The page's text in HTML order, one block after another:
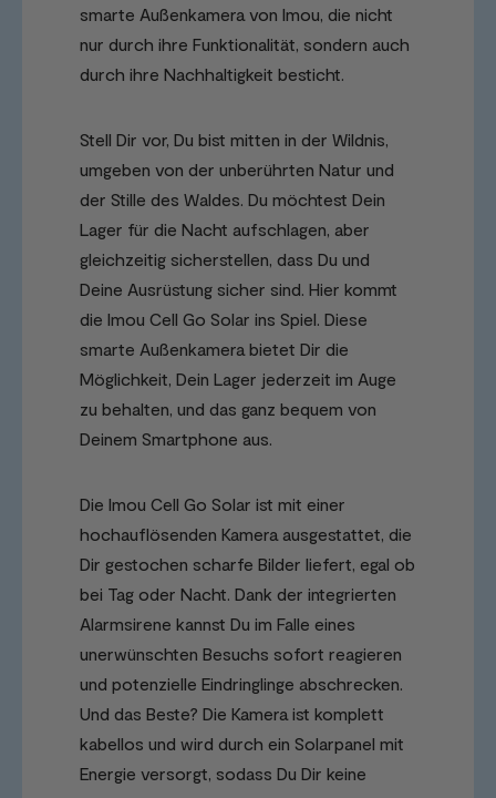
smarte Außenkamera von Imou, die nicht
nur durch ihre Funktionalität, sondern auch
durch ihre Nachhaltigkeit besticht.
Stell Dir vor, Du bist mitten in der Wildnis,
umgeben von der unberührten Natur und
der Stille des Waldes. Du möchtest Dein
Lager für die Nacht aufschlagen, aber
gleichzeitig sicherstellen, dass Du und
Deine Ausrüstung sicher sind. Hier kommt
die Imou Cell Go Solar ins Spiel. Diese
smarte Außenkamera bietet Dir die
Möglichkeit, Dein Lager jederzeit im Auge
zu behalten, und das ganz bequem von
Deinem Smartphone aus.
Die Imou Cell Go Solar ist mit einer
hochauflösenden Kamera ausgestattet, die
Dir gestochen scharfe Bilder liefert, egal ob
bei Tag oder Nacht. Dank der integrierten
Alarmsirene kannst Du im Falle eines
unerwünschten Besuchs sofort reagieren
und potenzielle Eindringlinge abschrecken.
Und das Beste? Die Kamera ist komplett
kabellos und wird durch ein Solarpanel mit
Energie versorgt, sodass Du Dir keine